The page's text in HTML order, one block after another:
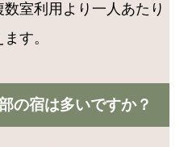
室利用より一人あたり
す。
の宿は多いですか？